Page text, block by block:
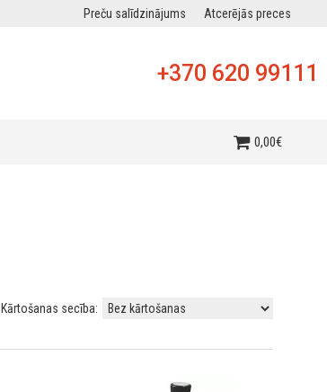
Preču salīdzinājums Atcerējās preces
+370 620 99111
0,00€
Kārtošanas secība: